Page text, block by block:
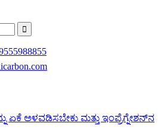
ಏಕೆ ಅಳವಡಿಸಬೇಕು ಮತ್ತು ಇಂಪ್ರೆಗ್ನೇಶನ್‌ನ